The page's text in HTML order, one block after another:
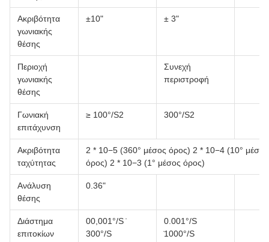
Ακριβότητα
γωνιακής
θέσης
±10" ± 3"
Περιοχή
γωνιακής
θέσης
Συνεχή
περιστροφή
Γωνιακή
επιτάχυνση
≥ 100°/S2 300°/S2
Ακριβότητα
ταχύτητας
2 * 10−5 (360° μέσος όρος) 2 * 10−4 (10° μέσος
όρος) 2 * 10−3 (1° μέσος όρος)
Ανάλυση
θέσης
0.36"
Διάστημα
επιτοκίων
00,001°/S ̇
300°/S
0.001°/S
̇1000°/S